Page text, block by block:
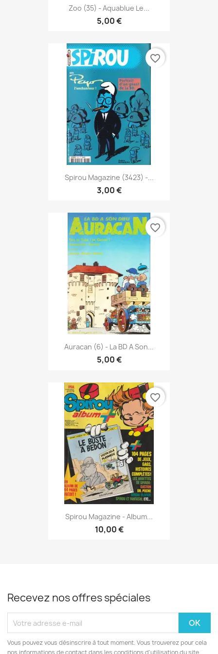
Zoo (35) - Aquablue Le...
5,00 €
Spirou Magazine (3423) -...
3,00 €
favorite_border
Auracan (6) - La BD A Son...
5,00 €
favorite_border
Spirou Magazine - Album...
10,00 €
favorite_border
Recevez nos offres spéciales
Vous pouvez vous désinscrire à tout moment. Vous trouverez pour cela
nos informations de contact dans les conditions d'utilisation du site.